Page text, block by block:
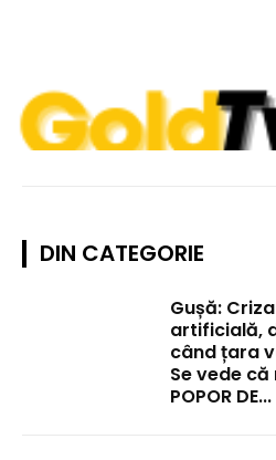
DIN CATEGORIE
Gușă:
artificială,
când țara
Se vede
POPOR DE...